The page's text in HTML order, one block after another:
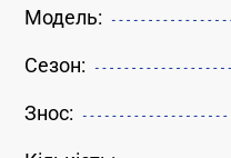
Модель:
Сезон:
Знос: